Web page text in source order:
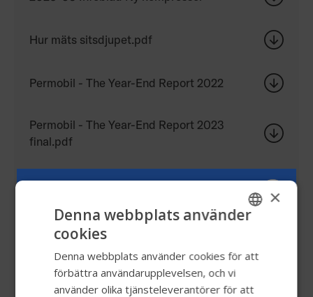
Hur mäts sitsdjupet.pdf
Permobil - The Year-End Report 2022
Permobil - The Year-End Report 2023
final.pdf
Permobil - The Year-End Report
Permobil Code of Conduct
Permobil General Terms and Conditions for
SWEDISH
×
Denna webbplats använder
cookies
Denna webbplats använder cookies för att
förbättra användarupplevelsen, och vi
använder olika tjänsteleverantörer för att